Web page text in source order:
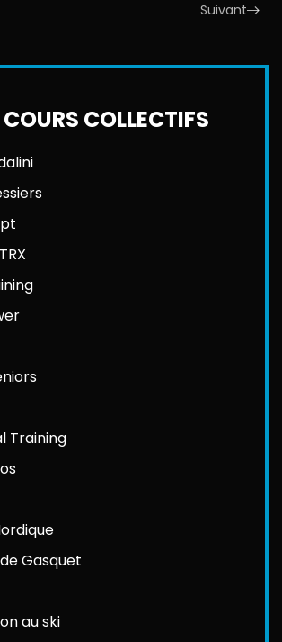
Suivant
COLLECTIFS
Training
Gasquet
au ski